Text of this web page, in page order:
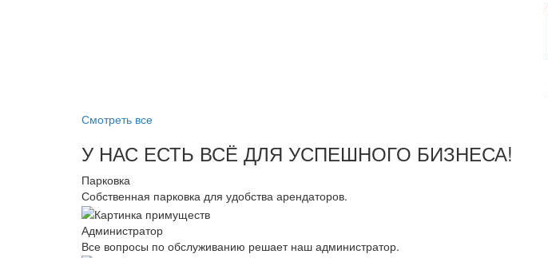
Смотреть все
У НАС ЕСТЬ ВСЁ ДЛЯ УСПЕШНОГО БИЗНЕСА!
Парковка
Собственная парковка для удобства арендаторов.
Администратор
Все вопросы по обслуживанию решает наш администратор.